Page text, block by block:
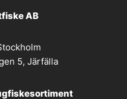
AB
5, Järfälla